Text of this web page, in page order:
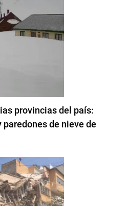
provincias del país:
de nieve de